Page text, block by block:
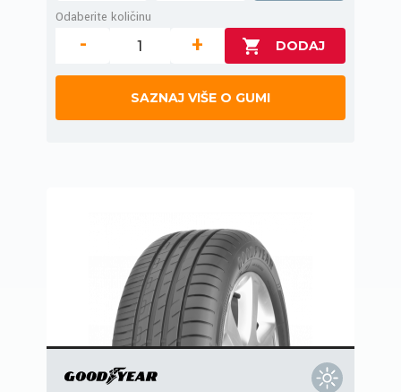
Odaberite količinu
- +
SAZNAJ VIŠE O GUMI